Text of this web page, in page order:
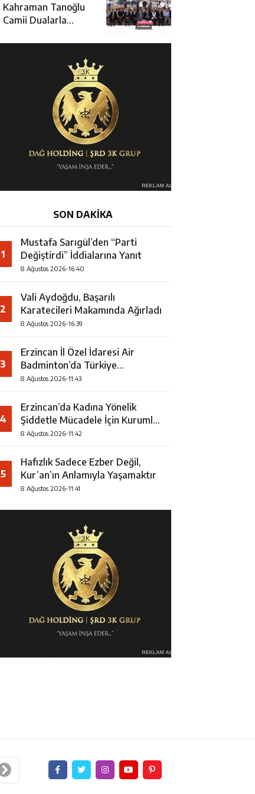
Ziyaret
Kahraman Tanoğlu
Camii Dualarla
SON DAKİKA
1
Mustafa Sarıgül’den “Parti
Değiştirdi” İddialarına Yanıt
8 Ağustos 2026-16:40
2
Vali Aydoğdu, Başarılı
Karatecileri Makamında Ağırladı
8 Ağustos 2026-16:39
3
Erzincan İl Özel İdaresi Air
Badminton’da Türkiye
Şampiyonu Oldu
8 Ağustos 2026-11:43
4
Erzincan’da Kadına Yönelik
Şiddetle Mücadele İçin Kurumlar
Bir Araya Geldi
8 Ağustos 2026-11:42
5
Hafızlık Sadece Ezber Değil,
Kur’an’ın Anlamıyla Yaşamaktır
8 Ağustos 2026-11:41